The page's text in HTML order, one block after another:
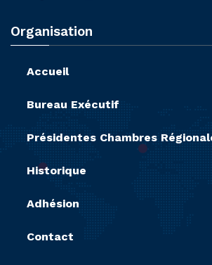
Organisation
Accueil
Bureau Exécutif
Présidentes Chambres
Historique
Adhésion
Contact